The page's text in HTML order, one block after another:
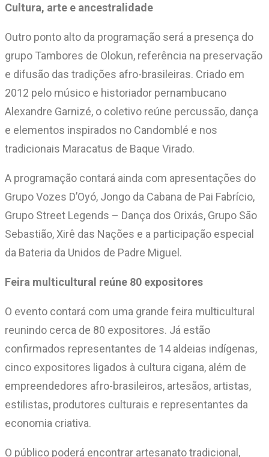
Cultura, arte e ancestralidade
Outro ponto alto da programação será a presença do
grupo Tambores de Olokun, referência na preservação
e difusão das tradições afro-brasileiras. Criado em
2012 pelo músico e historiador pernambucano
Alexandre Garnizé, o coletivo reúne percussão, dança
e elementos inspirados no Candomblé e nos
tradicionais Maracatus de Baque Virado.
A programação contará ainda com apresentações do
Grupo Vozes D’Oyó, Jongo da Cabana de Pai Fabrício,
Grupo Street Legends – Dança dos Orixás, Grupo São
Sebastião, Xirê das Nações e a participação especial
da Bateria da Unidos de Padre Miguel.
Feira multicultural reúne 80 expositores
O evento contará com uma grande feira multicultural
reunindo cerca de 80 expositores. Já estão
confirmados representantes de 14 aldeias indígenas,
cinco expositores ligados à cultura cigana, além de
empreendedores afro-brasileiros, artesãos, artistas,
estilistas, produtores culturais e representantes da
economia criativa.
O público poderá encontrar artesanato tradicional,